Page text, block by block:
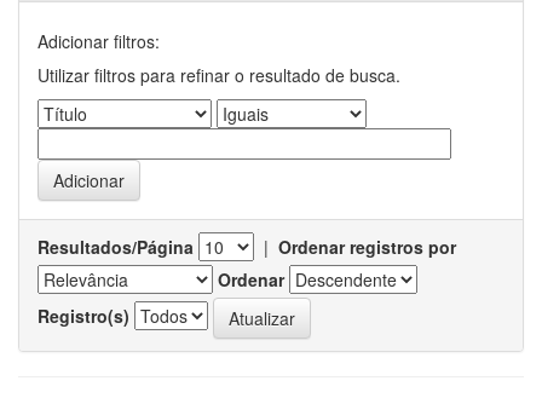
Adicionar filtros:
Utilizar filtros para refinar o resultado de busca.
Resultados/Página | Ordenar registros por
Ordenar
Registro(s)